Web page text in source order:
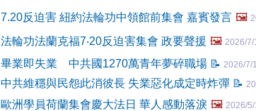
7.20反迫害 紐約法輪功中領館前集會 嘉賓發言 🖼️
法輪功法蘭克福7‧20反迫害集會 政要聲援 🖼️ 2026/7/
畢業即失業 中共國1270萬青年夢碎職場 📝 2026/7/
中共維穩與民怨此消彼長 失業惡化成定時炸彈 📝
歐洲學員荷蘭集會慶大法日 華人感動落淚 🖼️ 2026/5/